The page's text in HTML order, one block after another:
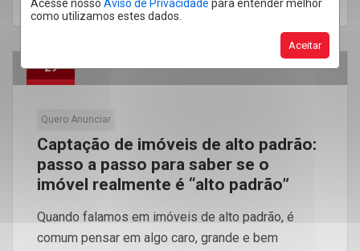
Acesse nosso Aviso de Privacidade para entender melhor
como utilizamos estes dados.
Aceitar
29
Quero Anunciar
Captação de imóveis de alto padrão:
passo a passo para saber se o
imóvel realmente é “alto padrão”
Quando falamos em imóveis de alto padrão, é
comum pensar em algo caro, grande e bem